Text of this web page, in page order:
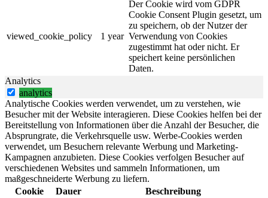
viewed_cookie_policy 1 year
Der Cookie wird vom GDPR
Cookie Consent Plugin gesetzt, um
zu speichern, ob der Nutzer der
Verwendung von Cookies
zugestimmt hat oder nicht. Er
speichert keine persönlichen
Daten.
Analytics
analytics
Analytische Cookies werden verwendet, um zu verstehen, wie
Besucher mit der Website interagieren. Diese Cookies helfen bei der
Bereitstellung von Informationen über die Anzahl der Besucher, die
Absprungrate, die Verkehrsquelle usw. Werbe-Cookies werden
verwendet, um Besuchern relevante Werbung und Marketing-
Kampagnen anzubieten. Diese Cookies verfolgen Besucher auf
verschiedenen Websites und sammeln Informationen, um
maßgeschneiderte Werbung zu liefern.
Cookie
Dauer Beschreibung